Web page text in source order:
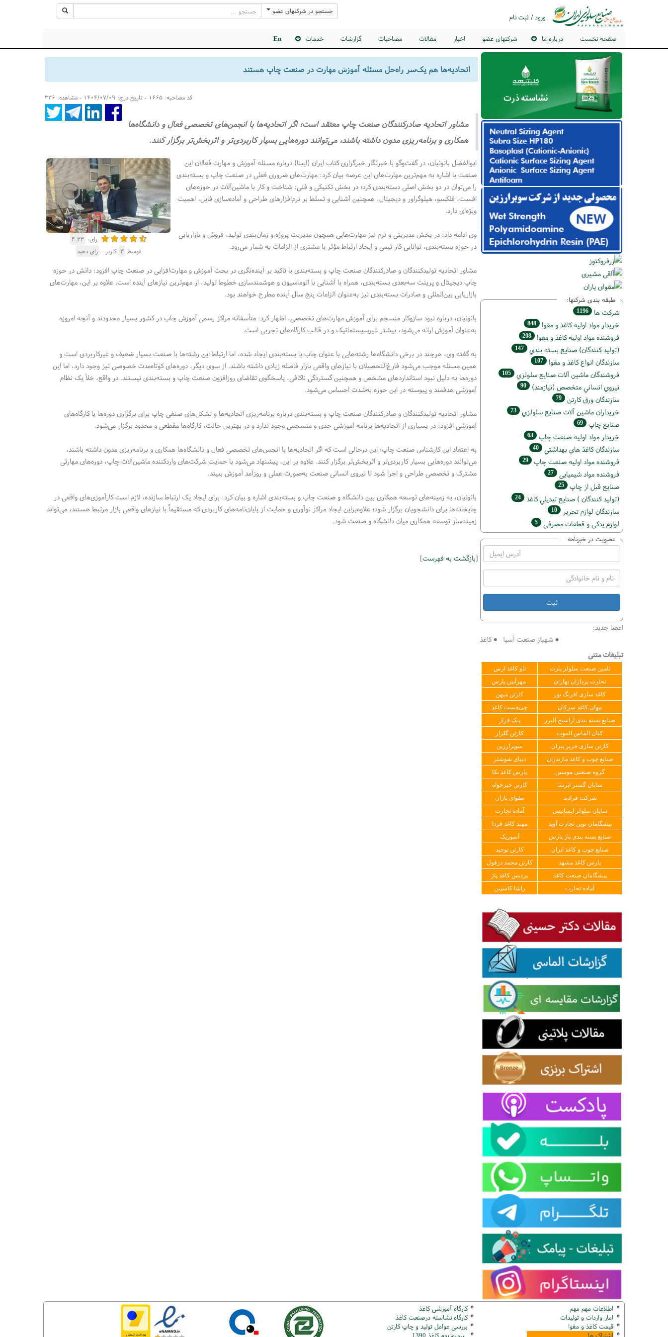
ورود / ثبت نام
جستجو در شرکتهای عضو
صفحه نخست درباره ما شرکتهای عضو اخبار مقالات مصاحبات گزارشات خدمات En
اتحادیه‌ها هم یک‌سر راه‌حل مسئله آموزش مهارت‌ در صنعت چاپ هستند
کد مصاحبه: ۱۶۶۵ - تاریخ درج: ۱۴۰۴/۰۷/۰۹ - مشاهده: ۳۳۶
مشاور اتحادیه صادرکنندگان صنعت چاپ معتقد است؛ اگر اتحادیه‌ها با انجمن‌های تخصصی فعال و دانشگاه‌ها
همکاری و برنامه‌ریزی مدون داشته باشند، می‌توانند دوره‌هایی بسیار کاربردی‌تر و اثربخش‌تر برگزار کنند.
رای: ۴.۳۳
توسط ۳ کاربر - رای دهید
ابوالفضل بانوئیان، در گفت‌وگو با خبرنگار خبرگزاری کتاب ایران (ایبنا) درباره مسئله آموزش و مهارت فعالان این
صنعت با اشاره به مهم‌ترین مهارت‌های این عرصه بیان کرد: مهارت‌های ضروری فعلی در صنعت چاپ و بسته‌بندی
را می‌توان در دو بخش اصلی دسته‌بندی کرد؛ در بخش تکنیکی و فنی: شناخت و کار با ماشین‌آلات در حوزه‌های
افست، فلکسو، هیلوگراور و دیجیتال، همچنین آشنایی و تسلط بر نرم‌افزارهای طراحی و آماده‌سازی فایل، اهمیت
ویژه‌ای دارد.
وی ادامه داد: در بخش مدیریتی و نرم نیز مهارت‌هایی همچون مدیریت پروژه و زمان‌بندی تولید، فروش و بازاریابی
در حوزه بسته‌بندی، توانایی کار تیمی و ایجاد ارتباط مؤثر با مشتری از الزامات به شمار می‌رود.
مشاور اتحادیه تولیدکنندگان و صادرکنندگان صنعت چاپ و بسته‌بندی با تاکید بر آینده‌نگری در بحث آموزش و مهارت‌افزایی در صنعت چاپ افزود: دانش در حوزه
چاپ دیجیتال و پرینت سه‌بعدی بسته‌بندی، همراه با آشنایی با اتوماسیون و هوشمندسازی خطوط تولید، از مهم‌ترین نیازهای آینده است. علاوه بر این، مهارت‌های
بازاریابی بین‌المللی و صادرات بسته‌بندی نیز به‌عنوان الزامات پنج سال آینده مطرح خواهند بود.
بانوئیان، درباره نبود سازوکار منسجم برای آموزش مهارت‌های تخصصی، اظهار کرد: متأسفانه مراکز رسمی آموزش چاپ در کشور بسیار محدودند و آنچه امروزه
به‌عنوان آموزش ارائه می‌شود، بیشتر غیرسیستماتیک و در قالب کارگاه‌های تجربی است.
به گفته وی، هرچند در برخی دانشگاه‌ها رشته‌هایی با عنوان چاپ یا بسته‌بندی ایجاد شده، اما ارتباط این رشته‌ها با صنعت بسیار ضعیف و غیرکاربردی است و
همین مسئله موجب می‌شود فارغ‌التحصیلان با نیازهای واقعی بازار فاصله زیادی داشته باشند. از سوی دیگر، دوره‌های کوتاه‌مدت خصوصی نیز وجود دارد، اما این
دوره‌ها به دلیل نبود استانداردهای مشخص و همچنین گستردگی ناکافی، پاسخگوی تقاضای روزافزون صنعت چاپ و بسته‌بندی نیستند. در واقع، خلأ یک نظام
آموزشی هدفمند و پیوسته در این حوزه به‌شدت احساس می‌شود.
مشاور اتحادیه تولیدکنندگان و صادرکنندگان صنعت چاپ و بسته‌بندی درباره برنامه‌ریزی اتحادیه‌ها و تشکل‌های صنفی چاپ برای برگزاری دوره‌ها یا کارگاه‌های
آموزشی افزود: در بسیاری از اتحادیه‌ها برنامه آموزشی جدی و منسجمی وجود ندارد و در بهترین حالت، کارگاه‌ها مقطعی و محدود برگزار می‌شود.
به اعتقاد این کارشناس صنعت چاپ؛ این درحالی است که اگر اتحادیه‌ها با انجمن‌های تخصصی فعال و دانشگاه‌ها همکاری و برنامه‌ریزی مدون داشته باشند،
می‌توانند دوره‌هایی بسیار کاربردی‌تر و اثربخش‌تر برگزار کنند. علاوه بر این، پیشنهاد می‌شود با حمایت شرکت‌های واردکننده ماشین‌آلات چاپ، دوره‌های مهارتی
مشترک و تخصصی طراحی و اجرا شود تا نیروی انسانی صنعت به‌صورت عملی و روزآمد آموزش ببیند.
بانوئیان، به زمینه‌های توسعه همکاری بین دانشگاه و صنعت چاپ و بسته‌بندی اشاره و بیان کرد: برای ایجاد یک ارتباط سازنده، لازم است کارآموزی‌های واقعی در
چاپخانه‌ها برای دانشجویان برگزار شود؛ علاوه‌براین ایجاد مراکز نوآوری و حمایت از پایان‌نامه‌های کاربردی که مستقیماً با نیازهای واقعی بازار مرتبط هستند، می‌تواند
زمینه‌ساز توسعه همکاری میان دانشگاه و صنعت شود.
[بازگشت به فهرست]
طبقه بندی شرکتها:
شركت ها 1196
خريدار مواد اوليه كاغذ و مقوا 848
فروشنده مواد اوليه كاغذ و مقوا 208
(تولید كنندگان) صنايع بسته بندي 147
سازندگان انواع کاغذ و مقوا 107
فروشندگان ماشين آلات صنايع سلولزي 105
نيروي انساني متخصص (نیازمند) 90
سازندگان ورق كارتن 79
خریداران ماشين آلات صنايع سلولزي 73
صنايع چاپ 69
خريدار مواد اوليه صنعت چاپ 63
سازندگان كاغذ هاي بهداشتي 40
فروشنده مواد اوليه صنعت چاپ 29
فروشنده مواد شیمیایی 27
صنايع قبل از چاپ 25
(تولید كنندگان ) صنايع تبديلي كاغذ 24
سازندگان لوازم تحریر 10
لوازم یدکی و قطعات مصرفی 5
عضویت در خبرنامه
اعضا جدید:
● شهباز صنعت آسیا ● کاغذ سازی افق ● فنی مهندسی سپهر کویر فرداد ● کاغذ و مقوای فانتزی ترنج ● رسا
تبلیغات متنی
تامین صنعت سلولز پارت
تاو کاغذ ارس
تجارت پردازان بهاران
مهرآیین پارس
کاغذ سازی افرنگ نور
کارتن میهن
مهان کاغذ سرکان
چی‌چست کاغذ
صنایع بسته بندی آراسنج البرز
پیک فراز
کیان الماس الموت
کارتن گلزار
کارتن سازی حریر پیران
سوپرارزین
صنایع چوب و کاغذ مازندران
دیبای شوشتر
گروه صنعتی مومنین
پارس کاغذ نکا
سایان گستر ایرسا
کارتن خیرخواه
شرکت فرادید
مقوای یاران
سایان سلولز ایساتیس
آماده تجارت
پیشگامان نوین تجارت آوید
مهبد کاغذ فردا
صنایع بسته بندی پاژ پارس
آسوریک
صنایع چوب و کاغذ ایران
کارتن توحید
پارس کاغذ مشهد
کارتن محمد دزفول
پیشگامان صنعت کاغذ
پردیس کاغذ پاژ
آماده تجارت
راشا کاسپین
اطلاعات مهم مهم
امار واردات و تولیدات
قیمت کاغذ و مقوا
کارگاه آموزشی کاغذ
کارگاه نشاسته درصنعت کاغذ
بررسی عوامل تولید و چاپ کارتن